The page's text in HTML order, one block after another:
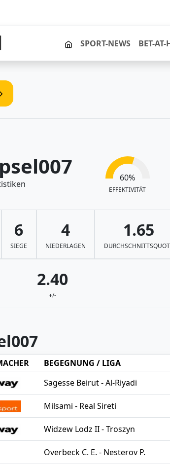
STARTSEITE
SPORT-NEWS BET-AT-
60%
EFFEKTIVITÄT
6
SIEGE
4
NIEDERLAGEN
1.65
2.40
+/-
BEGEGNUNG / LIGA
Sagesse Beirut - Al-Riyadi
Milsami - Real Sireti
Widzew Lodz II - Troszyn
Overbeck C. E. - Nesterov P.